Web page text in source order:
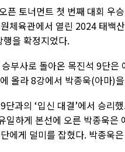
픈 토너먼트 첫 번째 대회 우
체육관에서 열린 2024 태백
을 확정지었다.
부사로 돌아온 목진석 9단
올라 8강에서 박종욱(아마)
단과의 ‘입신 대결’에서 승
일하게 본선에 오른 박종욱
에게 덜미를 잡혔다. 박종욱